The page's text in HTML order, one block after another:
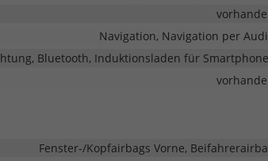
Navigation, Navigation per
Bluetooth, Induktionsladen für
Fenster-/Kopfairbags Vorne,